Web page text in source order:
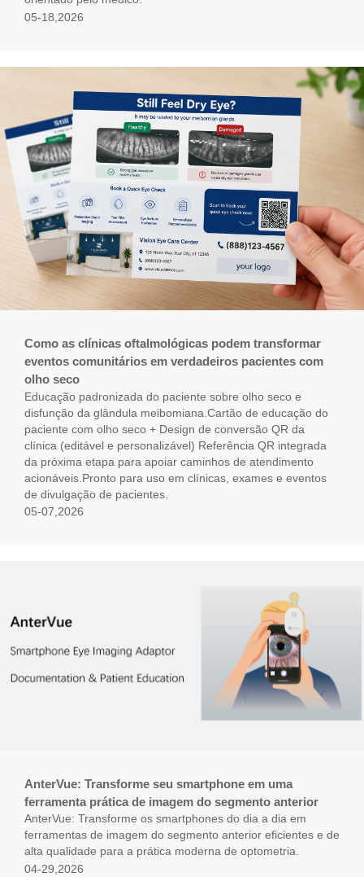
05-18,2026
Como as clínicas oftalmológicas podem transformar
eventos comunitários em verdadeiros pacientes com
olho seco
Educação padronizada do paciente sobre olho seco e
disfunção da glândula meibomiana.Cartão de educação do
paciente com olho seco + Design de conversão QR da
clínica (editável e personalizável) Referência QR integrada
da próxima etapa para apoiar caminhos de atendimento
acionáveis.Pronto para uso em clínicas, exames e eventos
de divulgação de pacientes.
05-07,2026
AnterVue: Transforme seu smartphone em uma
ferramenta prática de imagem do segmento anterior
AnterVue: Transforme os smartphones do dia a dia em
ferramentas de imagem do segmento anterior eficientes e de
alta qualidade para a prática moderna de optometria.
04-29,2026